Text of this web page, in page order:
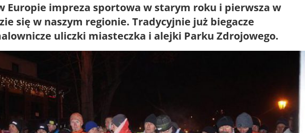
Europie impreza sportowa w starym roku i pierwsza w
się w naszym regionie. Tradycyjnie już biegacze
uliczki miasteczka i alejki Parku Zdrojowego.